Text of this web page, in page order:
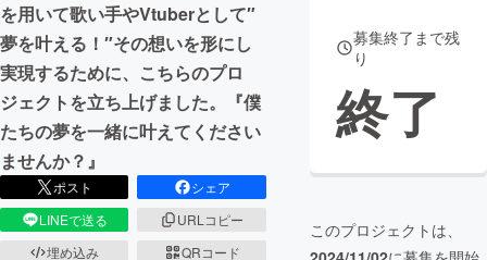
を用いて歌い手やVtuberとして″
夢を叶える！″その想いを形にし
実現するために、こちらのプロ
ジェクトを立ち上げました。『僕
たちの夢を一緒に叶えてください
ませんか？』
ポスト
シェア
LINEで送る
URLコピー
埋め込み
QRコード
募集終了まで残
り
終了
このプロジェクトは、